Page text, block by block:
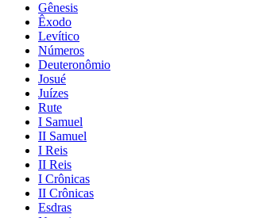
Gênesis
Êxodo
Levítico
Números
Deuteronômio
Josué
Juízes
Rute
I Samuel
II Samuel
I Reis
II Reis
I Crônicas
II Crônicas
Esdras